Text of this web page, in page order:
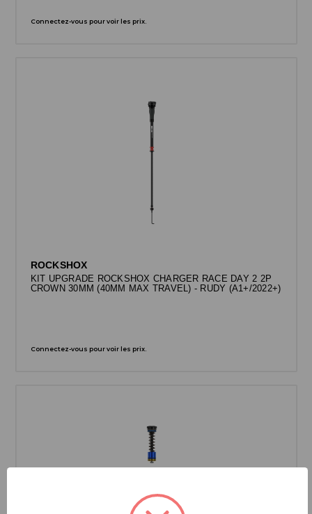
Connectez-vous pour voir les prix.
ROCKSHOX
KIT UPGRADE ROCKSHOX CHARGER RACE DAY 2 2P
CROWN 30MM (40MM MAX TRAVEL) - RUDY (A1+/2022+)
Connectez-vous pour voir les prix.